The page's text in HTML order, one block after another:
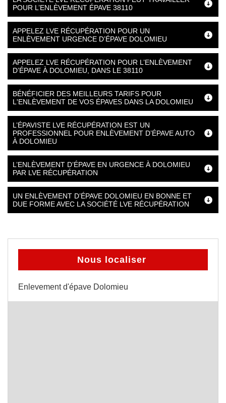
POUR L’ENLÈVEMENT ÉPAVE 38110
APPELEZ LVE RÉCUPÉRATION POUR UN
ENLÈVEMENT URGENCE D’ÉPAVE DOLOMIEU
APPELEZ LVE RÉCUPÉRATION POUR L’ENLÈVEMENT
D’ÉPAVE À DOLOMIEU, DANS LE 38110
BÉNÉFICIER DES MEILLEURS TARIFS POUR
L'ENLÈVEMENT DE VOS ÉPAVES DANS LA DOLOMIEU
L’ÉPAVISTE LVE RÉCUPÉRATION EST UN
PROFESSIONNEL POUR ENLÈVEMENT D’ÉPAVE AUTO
À DOLOMIEU
L’ENLÈVEMENT D’ÉPAVE EN URGENCE À DOLOMIEU
PAR LVE RÉCUPÉRATION
UN ENLÈVEMENT D’ÉPAVE DOLOMIEU EN BONNE ET
DUE FORME AVEC LA SOCIÉTÉ LVE RÉCUPÉRATION
Nous localiser
Enlevement d'épave Dolomieu